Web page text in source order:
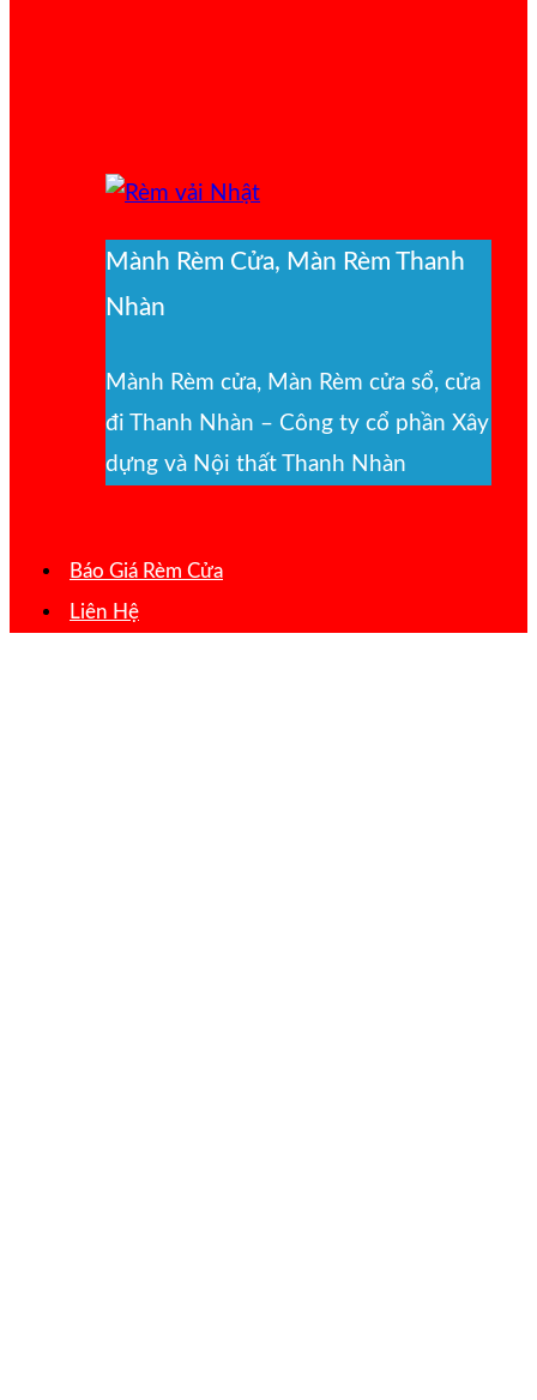
Mành Rèm Cửa, Màn Rèm Thanh
Nhàn
Mành Rèm cửa, Màn Rèm cửa sổ, cửa
đi Thanh Nhàn – Công ty cổ phần Xây
dựng và Nội thất Thanh Nhàn
Báo Giá Rèm Cửa
Liên Hệ